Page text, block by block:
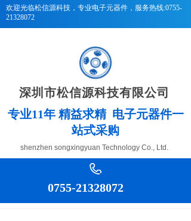
欢迎光临松信源科技 ，专业电子元器件，服务热线:0755-
21328072
0755-21328072
深圳市松信源科技有限公司
shenzhen songxingyuan Technology Co., Ltd.
专业11年 精益求精 电子元器件一
站式采购